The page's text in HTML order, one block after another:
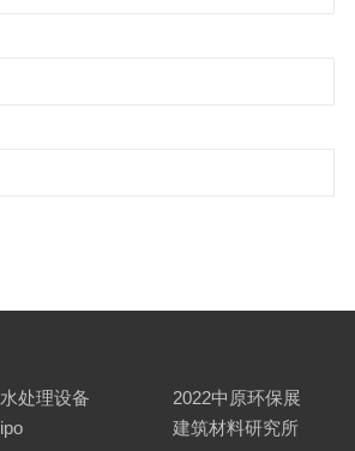
水处理设备
2022中原环保展
ipo
建筑材料研究所